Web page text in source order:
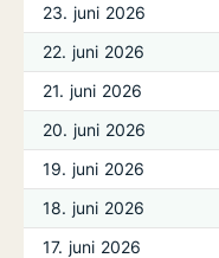
23. juni 2026
22. juni 2026
21. juni 2026
20. juni 2026
19. juni 2026
18. juni 2026
17. juni 2026